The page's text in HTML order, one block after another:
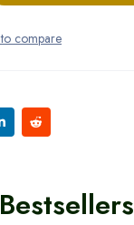
Bestsellers